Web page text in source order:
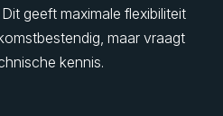
geeft maximale flexibiliteit
maar vraagt
kennis.